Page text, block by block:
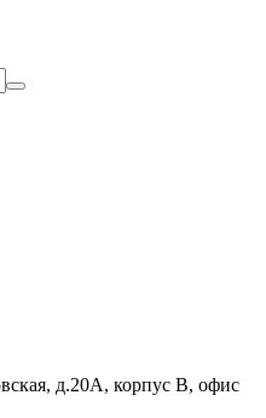
д.20А, корпус В, офис